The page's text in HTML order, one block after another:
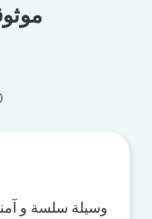
وسيلة سلسة و